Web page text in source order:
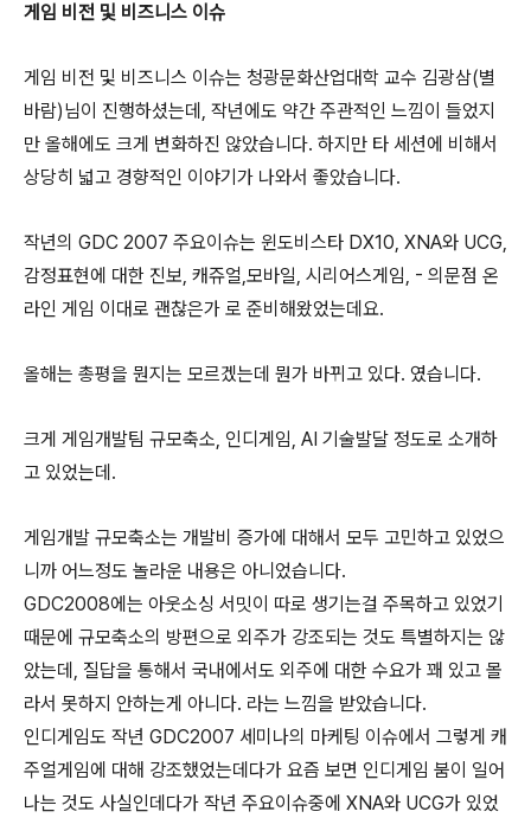
게임 비전 및 비즈니스 이슈
게임 비전 및 비즈니스 이슈는 청광문화산업대학 교수 김광삼(별
바람)님이 진행하셨는데, 작년에도 약간 주관적인 느낌이 들었지
만 올해에도 크게 변화하진 않았습니다. 하지만 타 세션에 비해서
상당히 넓고 경향적인 이야기가 나와서 좋았습니다.
작년의 GDC 2007 주요이슈는 윈도비스타 DX10, XNA와 UCG,
감정표현에 대한 진보, 캐쥬얼,모바일, 시리어스게임, - 의문점 온
라인 게임 이대로 괜찮은가 로 준비해왔었는데요.
올해는 총평을 뭔지는 모르겠는데 뭔가 바뀌고 있다. 였습니다.
크게 게임개발팀 규모축소, 인디게임, AI 기술발달 정도로 소개하
고 있었는데.
게임개발 규모축소는 개발비 증가에 대해서 모두 고민하고 있었으
니까 어느정도 놀라운 내용은 아니었습니다.
GDC2008에는 아웃소싱 서밋이 따로 생기는걸 주목하고 있었기
때문에 규모축소의 방편으로 외주가 강조되는 것도 특별하지는 않
았는데, 질답을 통해서 국내에서도 외주에 대한 수요가 꽤 있고 몰
라서 못하지 안하는게 아니다. 라는 느낌을 받았습니다.
인디게임도 작년 GDC2007 세미나의 마케팅 이슈에서 그렇게 캐
주얼게임에 대해 강조했었는데다가 요즘 보면 인디게임 붐이 일어
나는 것도 사실인데다가 작년 주요이슈중에 XNA와 UCG가 있었